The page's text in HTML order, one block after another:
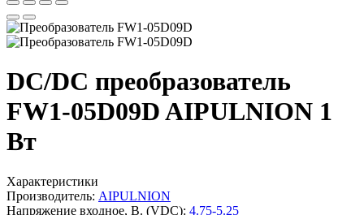
DC/DC преобразователь
FW1-05D09D AIPULNION 1
Вт
Характеристики
Производитель: AIPULNION
Напряжение входное, В. (VDC): 4.75-5.25